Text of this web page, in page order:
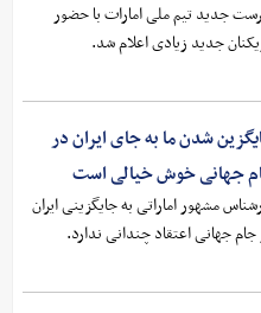
جدید تیم ملی امارات با حضور
جدید زیادی اعلام شد.
شدن ما به جای ایران در
جهانی خوش خیالی است
مشهور اماراتی به جایگزینی ایران
جهانی اعتقاد چندانی ندارد.